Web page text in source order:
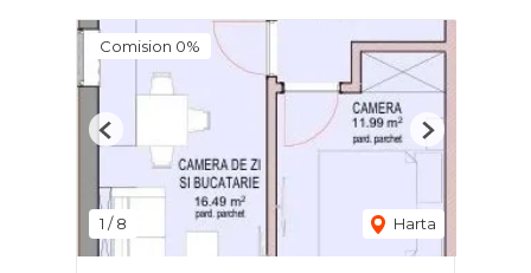
Comision 0%
1 /8 Harta
Previous Next